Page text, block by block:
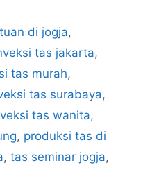
di jogja,
tas jakarta,
tas murah,
tas surabaya,
tas wanita,
, produksi tas di
, tas seminar jogja,